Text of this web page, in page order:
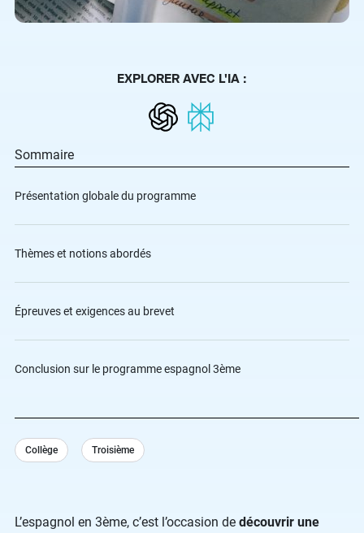
L’espagnol en 3ème, c’est l’occasion de découvrir une
EXPLORER AVEC L'IA :
Sommaire
Présentation globale du programme
Thèmes et notions abordés
Épreuves et exigences au brevet
Conclusion sur le programme espagnol 3ème
Collège Troisième